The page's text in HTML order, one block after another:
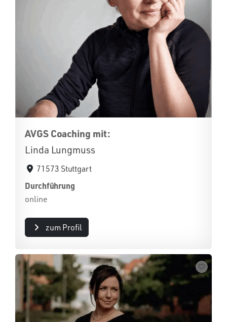
AVGS Coaching mit:
Linda Lungmuss
71573 Stuttgart
Durchführung
online
zum Profil